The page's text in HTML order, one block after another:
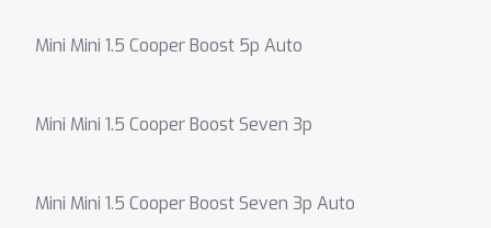
Mini Mini 1.5 Cooper Boost 5p Auto
Mini Mini 1.5 Cooper Boost Seven 3p
Mini Mini 1.5 Cooper Boost Seven 3p Auto